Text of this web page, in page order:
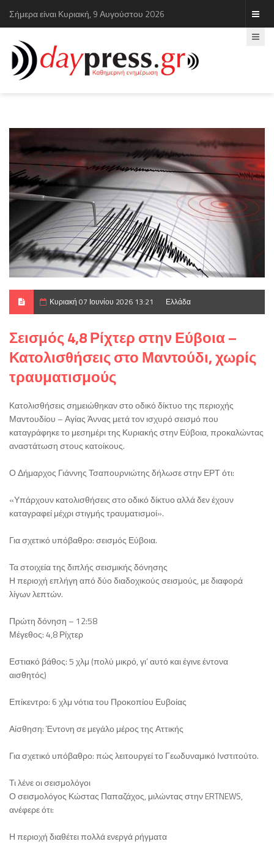
Σήμερα είναι Κυριακή, 9 Αυγούστου 2026
Κυριακή 07 Ιουνίου 2026 13:21 Ελλάδα
Σεισμός 4,8 Ρίχτερ στην Εύβοια –
Κατολισθήσεις στο Μαντούδι, χωρίς
τραυματισμούς
Κατολισθήσεις σημειώθηκαν στο οδικό δίκτυο της περιοχής
Μαντουδίου – Αγίας Άννας μετά τον ισχυρό σεισμό που
καταγράφηκε το μεσημέρι της Κυριακής στην Εύβοια, προκαλώντας
αναστάτωση στους κατοίκους.
Ο Δήμαρχος Γιάννης Τσαπουρνιώτης δήλωσε στην ΕΡΤ ότι:
«Υπάρχουν κατολισθήσεις στο οδικό δίκτυο αλλά δεν έχουν
καταγραφεί μέχρι στιγμής τραυματισμοί».
Για σχετικό υπόβαθρο: σεισμός Εύβοια.
Τα στοιχεία της διπλής σεισμικής δόνησης
Η περιοχή επλήγη από δύο διαδοχικούς σεισμούς, με διαφορά
λίγων λεπτών.
Πρώτη δόνηση – 12:58
Μέγεθος: 4,8 Ρίχτερ
Εστιακό βάθος: 5 χλμ (πολύ μικρό, γι’ αυτό και έγινε έντονα
αισθητός)
Επίκεντρο: 6 χλμ νότια του Προκοπίου Ευβοίας
Αίσθηση: Έντονη σε μεγάλο μέρος της Αττικής
Για σχετικό υπόβαθρο: πώς λειτουργεί το Γεωδυναμικό Ινστιτούτο.
Τι λένε οι σεισμολόγοι
Ο σεισμολόγος Κώστας Παπαζάχος, μιλώντας στην ERTNEWS,
ανέφερε ότι:
Η περιοχή διαθέτει πολλά ενεργά ρήγματα